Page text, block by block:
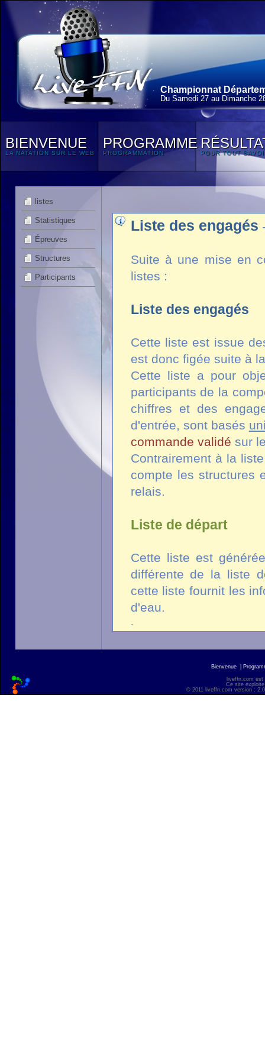
Championnat
Du Samedi 27 au Dimanche
BIENVENUE
LA NATATION SUR LE WEB
PROGRAMME
PROGRAMMATION POUR TOUT
listes
Statistiques
Épreuves
Structures
Participants
Liste des engagés
Suite à une mise en
listes :
Liste des engagés
Cette liste est issue
est donc figée suite à
Cette liste a pour
participants de la
chiffres et des
d'entrée, sont basés
commande validé sur
Contrairement à la
compte les structures
relais.
Liste de départ
Cette liste est
différente de la liste
cette liste fournit les
d'eau.
.
Bienvenue
liveffn.com est
Ce site
© 2011 liveffn.com version :